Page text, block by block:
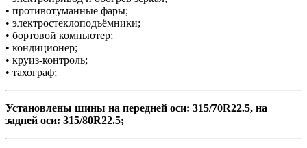
• противотуманные фары;
• электростеклоподъёмники;
• бортовой компьютер;
• кондиционер;
• круиз-контроль;
• тахограф;
Установлены шины на передней оси: 315/70R22.5, на
задней оси: 315/80R22.5;